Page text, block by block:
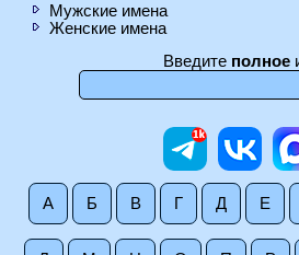
Мужские имена
Женские имена
Введите полное
А Б В Г Д Е